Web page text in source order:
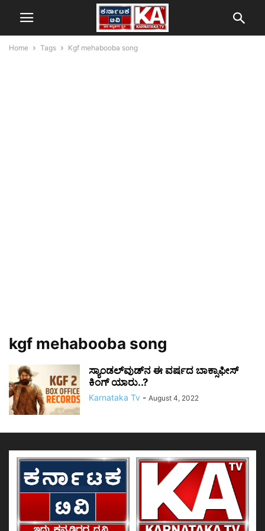
Home Tags Kgf mehabooba song
kgf mehabooba song
ಸ್ಯಾಂಡಲ್‌ವುಡ್‌ನ ಈ ವರ್ಷದ ಬಾಕ್ಸಾಫೀಸ್
ಕಿಂಗ್ ಯಾರು..?
Karnataka Tv - August 4, 2022